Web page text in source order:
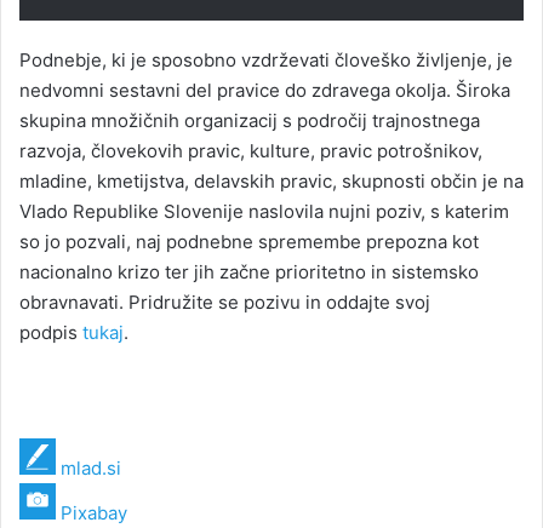
Podnebje, ki je sposobno vzdrževati človeško življenje, je
nedvomni sestavni del pravice do zdravega okolja. Široka
skupina množičnih organizacij s področij trajnostnega
razvoja, človekovih pravic, kulture, pravic potrošnikov,
mladine, kmetijstva, delavskih pravic, skupnosti občin je na
Vlado Republike Slovenije naslovila nujni poziv, s katerim
so jo pozvali, naj podnebne spremembe prepozna kot
nacionalno krizo ter jih začne prioritetno in sistemsko
obravnavati. Pridružite se pozivu in oddajte svoj
podpis tukaj.
mlad.si
Pixabay